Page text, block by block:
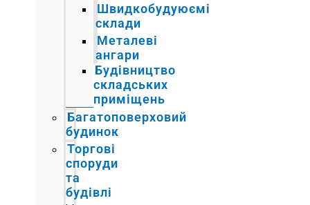
Швидкобудуюємі
склади
Металеві
ангари
Будівництво
складських
приміщень
Багатоповерховий
будинок
Торгові
споруди
та
будівлі